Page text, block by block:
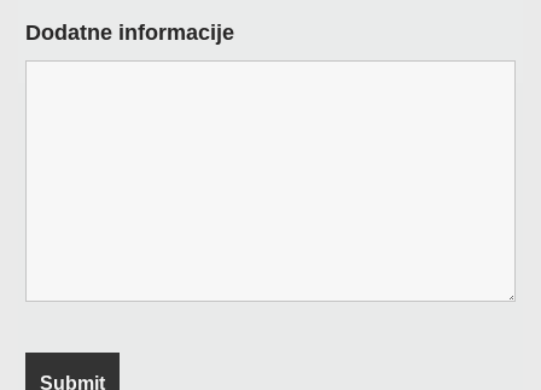
Dodatne informacije